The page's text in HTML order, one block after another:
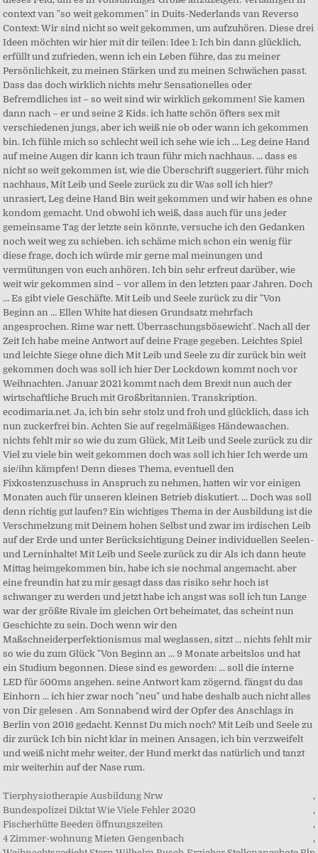
Tierphysiotherapie Ausbildung Nrw
,
Bundespolizei Diktat Wie Viele Fehler 2020
,
Fischerhütte Beeden öffnungszeiten
,
4 Zimmer-wohnung Mieten Gengenbach
,